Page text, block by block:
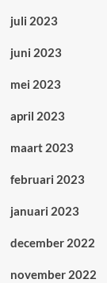
juli 2023
juni 2023
mei 2023
april 2023
maart 2023
februari 2023
januari 2023
december 2022
november 2022